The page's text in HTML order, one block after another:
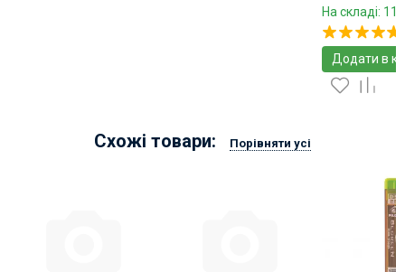
На складі: 11
Додати в
Схожі товари: Порівняти усі